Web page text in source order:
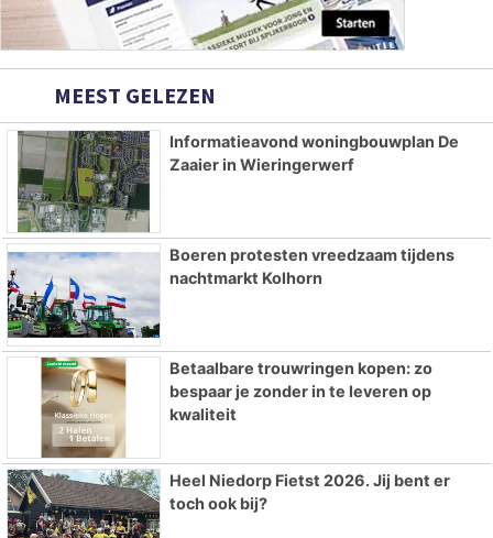
MEEST GELEZEN
Informatieavond woningbouwplan De
Zaaier in Wieringerwerf
Boeren protesten vreedzaam tijdens
nachtmarkt Kolhorn
Betaalbare trouwringen kopen: zo
bespaar je zonder in te leveren op
kwaliteit
Heel Niedorp Fietst 2026. Jij bent er
toch ook bij?